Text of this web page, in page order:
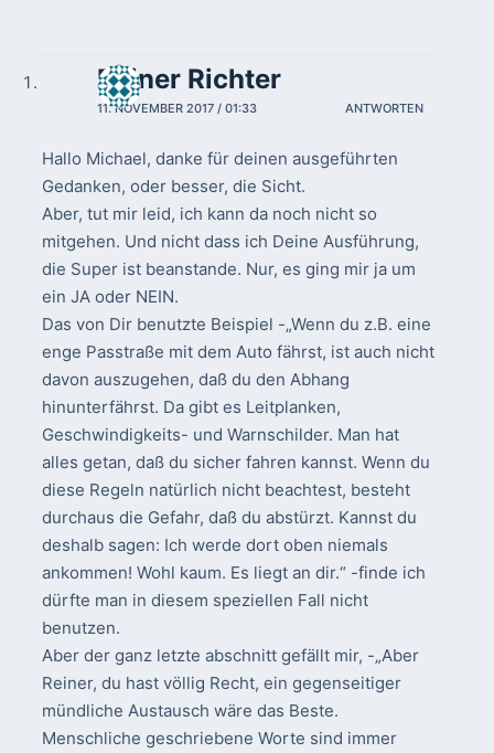
Reiner Richter
11. NOVEMBER 2017 / 01:33 ANTWORTEN
Hallo Michael, danke für deinen ausgeführten
Gedanken, oder besser, die Sicht.
Aber, tut mir leid, ich kann da noch nicht so
mitgehen. Und nicht dass ich Deine Ausführung,
die Super ist beanstande. Nur, es ging mir ja um
ein JA oder NEIN.
Das von Dir benutzte Beispiel -„Wenn du z.B. eine
enge Passtraße mit dem Auto fährst, ist auch nicht
davon auszugehen, daß du den Abhang
hinunterfährst. Da gibt es Leitplanken,
Geschwindigkeits- und Warnschilder. Man hat
alles getan, daß du sicher fahren kannst. Wenn du
diese Regeln natürlich nicht beachtest, besteht
durchaus die Gefahr, daß du abstürzt. Kannst du
deshalb sagen: Ich werde dort oben niemals
ankommen! Wohl kaum. Es liegt an dir.“ -finde ich
dürfte man in diesem speziellen Fall nicht
benutzen.
Aber der ganz letzte abschnitt gefällt mir, -„Aber
Reiner, du hast völlig Recht, ein gegenseitiger
mündliche Austausch wäre das Beste.
Menschliche geschriebene Worte sind immer